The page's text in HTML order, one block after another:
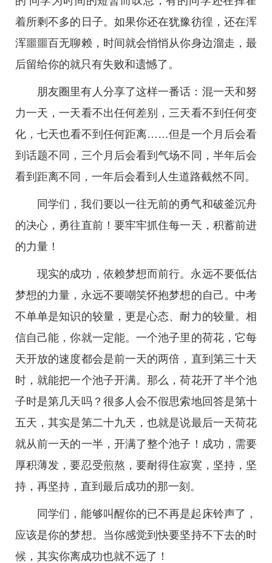
着所剩不多的日子。如果你还在犹豫彷徨，还在浑
浑噩噩百无聊赖，时间就会悄悄从你身边溜走，最
后留给你的就只有失败和遗憾了。
朋友圈里有人分享了这样一番话：混一天和努
力一天，一天看不出任何差别，三天看不到任何变
化，七天也看不到任何距离……但是一个月后会看
到话题不同，三个月后会看到气场不同，半年后会
看到距离不同，一年后会看到人生道路截然不同。
同学们，我们要以一往无前的勇气和破釜沉舟
的决心，勇往直前！要牢牢抓住每一天，积蓄前进
的力量！
现实的成功，依赖梦想而前行。永远不要低估
梦想的力量，永远不要嘲笑怀抱梦想的自己。中考
不单单是知识的较量，更是心态、耐力的较量。相
信自己能，你就一定能。一个池子里的荷花，它每
天开放的速度都会是前一天的两倍，直到第三十天
时，就能把一个池子开满。那么，荷花开了半个池
子时是第几天吗？很多人会不假思索地回答是第十
五天，其实是第二十九天，也就是说最后一天荷花
就从前一天的一半，开满了整个池子！成功，需要
厚积薄发，要忍受煎熬，要耐得住寂寞，坚持，坚
持，再坚持，直到最后成功的那一刻。
同学们，能够叫醒你的已不再是起床铃声了，
应该是你的梦想。当你感觉到快要坚持不下去的时
候，其实你离成功也就不远了！